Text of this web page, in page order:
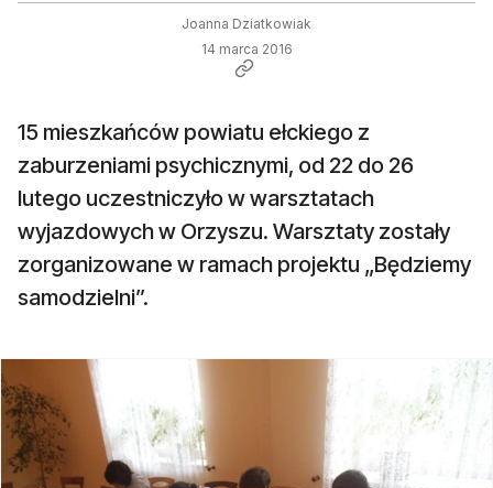
Joanna Dziatkowiak
14 marca 2016
15 mieszkańców powiatu ełckiego z
zaburzeniami psychicznymi, od 22 do 26
lutego uczestniczyło w warsztatach
wyjazdowych w Orzyszu. Warsztaty zostały
zorganizowane w ramach projektu „Będziemy
samodzielni”.